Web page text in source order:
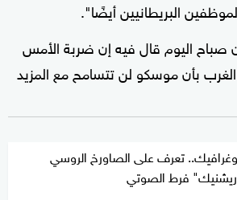
البريطانيين أيضًا".
صباح اليوم قال فيه إن ضربة الأمس
بأن موسكو لن تتسامح مع المزيد
تعرف على الصاورخ الروسي
فرط الصوتي